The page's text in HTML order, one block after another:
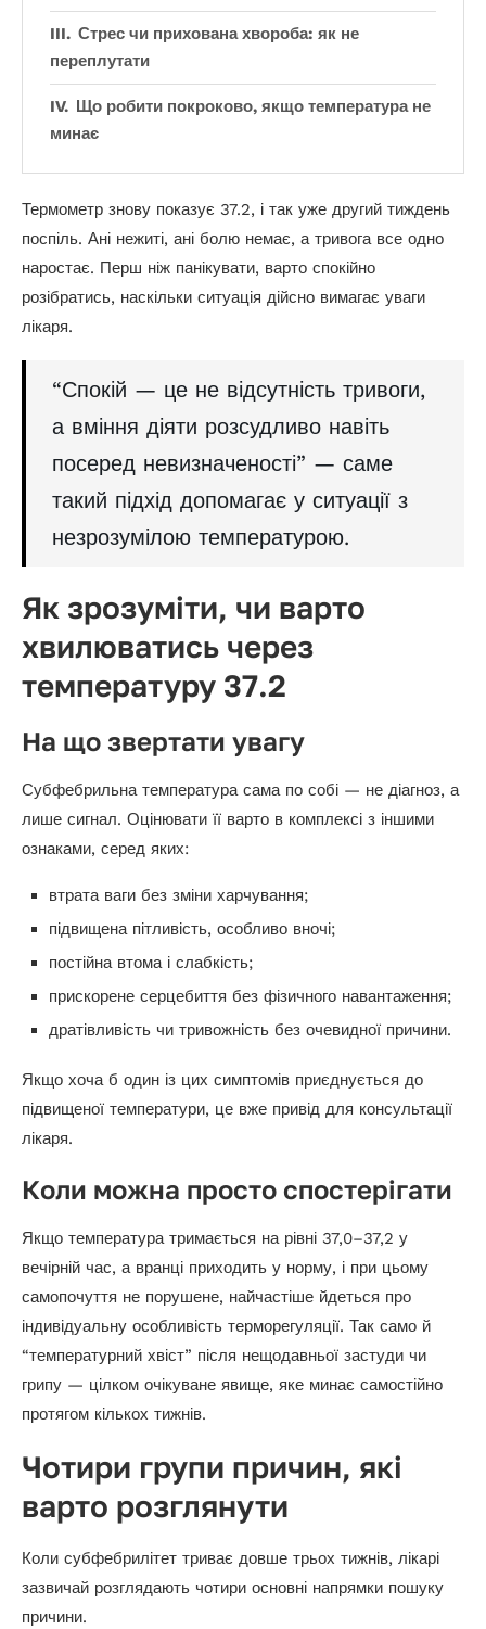
Стрес чи прихована хвороба: як не
переплутати
Що робити покроково, якщо температура не
минає
Термометр знову показує 37.2, і так уже другий тиждень
поспіль. Ані нежиті, ані болю немає, а тривога все одно
наростає. Перш ніж панікувати, варто спокійно
розібратись, наскільки ситуація дійсно вимагає уваги
лікаря.
“Спокій — це не відсутність тривоги,
а вміння діяти розсудливо навіть
посеред невизначеності” — саме
такий підхід допомагає у ситуації з
незрозумілою температурою.
Як зрозуміти, чи варто
хвилюватись через
температуру 37.2
На що звертати увагу
Субфебрильна температура сама по собі — не діагноз, а
лише сигнал. Оцінювати її варто в комплексі з іншими
ознаками, серед яких:
втрата ваги без зміни харчування;
підвищена пітливість, особливо вночі;
постійна втома і слабкість;
прискорене серцебиття без фізичного навантаження;
дратівливість чи тривожність без очевидної причини.
Якщо хоча б один із цих симптомів приєднується до
підвищеної температури, це вже привід для консультації
лікаря.
Коли можна просто спостерігати
Якщо температура тримається на рівні 37,0–37,2 у
вечірній час, а вранці приходить у норму, і при цьому
самопочуття не порушене, найчастіше йдеться про
індивідуальну особливість терморегуляції. Так само й
“температурний хвіст” після нещодавньої застуди чи
грипу — цілком очікуване явище, яке минає самостійно
протягом кількох тижнів.
Чотири групи причин, які
варто розглянути
Коли субфебрилітет триває довше трьох тижнів, лікарі
зазвичай розглядають чотири основні напрямки пошуку
причини.